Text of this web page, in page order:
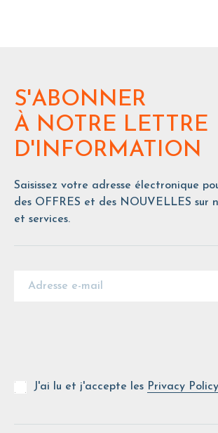
S'ABONNER
À NOTRE LETTRE
D'INFORMATION
Saisissez votre adresse électronique
des OFFRES et des NOUVELLES sur
et services.
J'ai lu et j'accepte les Privacy Policy